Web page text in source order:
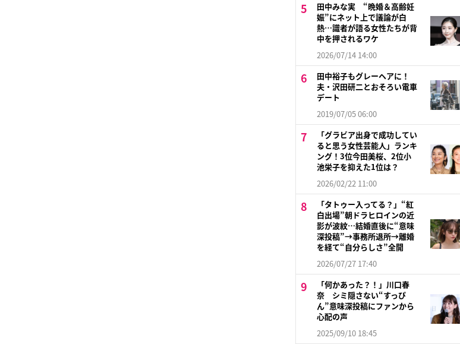
田中みな実 “晩婚＆高齢妊
娠”にネット上で議論が白
熱…識者が語る女性たちが背
中を押されるワケ
2026/07/14 14:00
田中裕子もグレーヘアに！
夫・沢田研二とおそろい電車
デート
2019/07/05 06:00
「グラビア出身で成功してい
ると思う女性芸能人」ランキ
ング！3位今田美桜、2位小
池栄子を抑えた1位は？
2026/02/22 11:00
「タトゥー入ってる？」“紅
白出場”朝ドラヒロインの近
影が波紋…結婚直後に“意味
深投稿”→事務所退所→離婚
を経て“自分らしさ”全開
2026/07/27 17:40
「何かあった？！」川口春
奈 シミ隠さない“すっぴ
ん”意味深投稿にファンから
心配の声
2025/09/10 18:45